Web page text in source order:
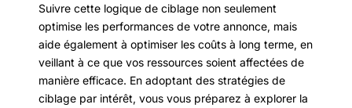
Suivre cette logique de ciblage non seulement
optimise les performances de votre annonce, mais
aide également à optimiser les coûts à long terme, en
veillant à ce que vos ressources soient affectées de
manière efficace. En adoptant des stratégies de
ciblage par intérêt, vous vous préparez à explorer la